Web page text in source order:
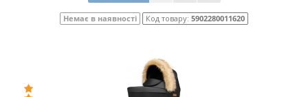
Немає в наявності Код товару: 5902280011620